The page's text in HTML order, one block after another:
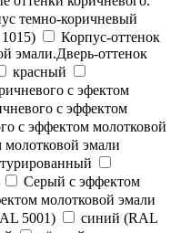
темно-коричневый
Корпус-оттенок
эмали.Дверь-оттенок
красный
с эфектом
с эффектом
с эффектом молотковой
молотковой эмали
Серый с эффектом
молотковой эмали
5001)
синий (RAL